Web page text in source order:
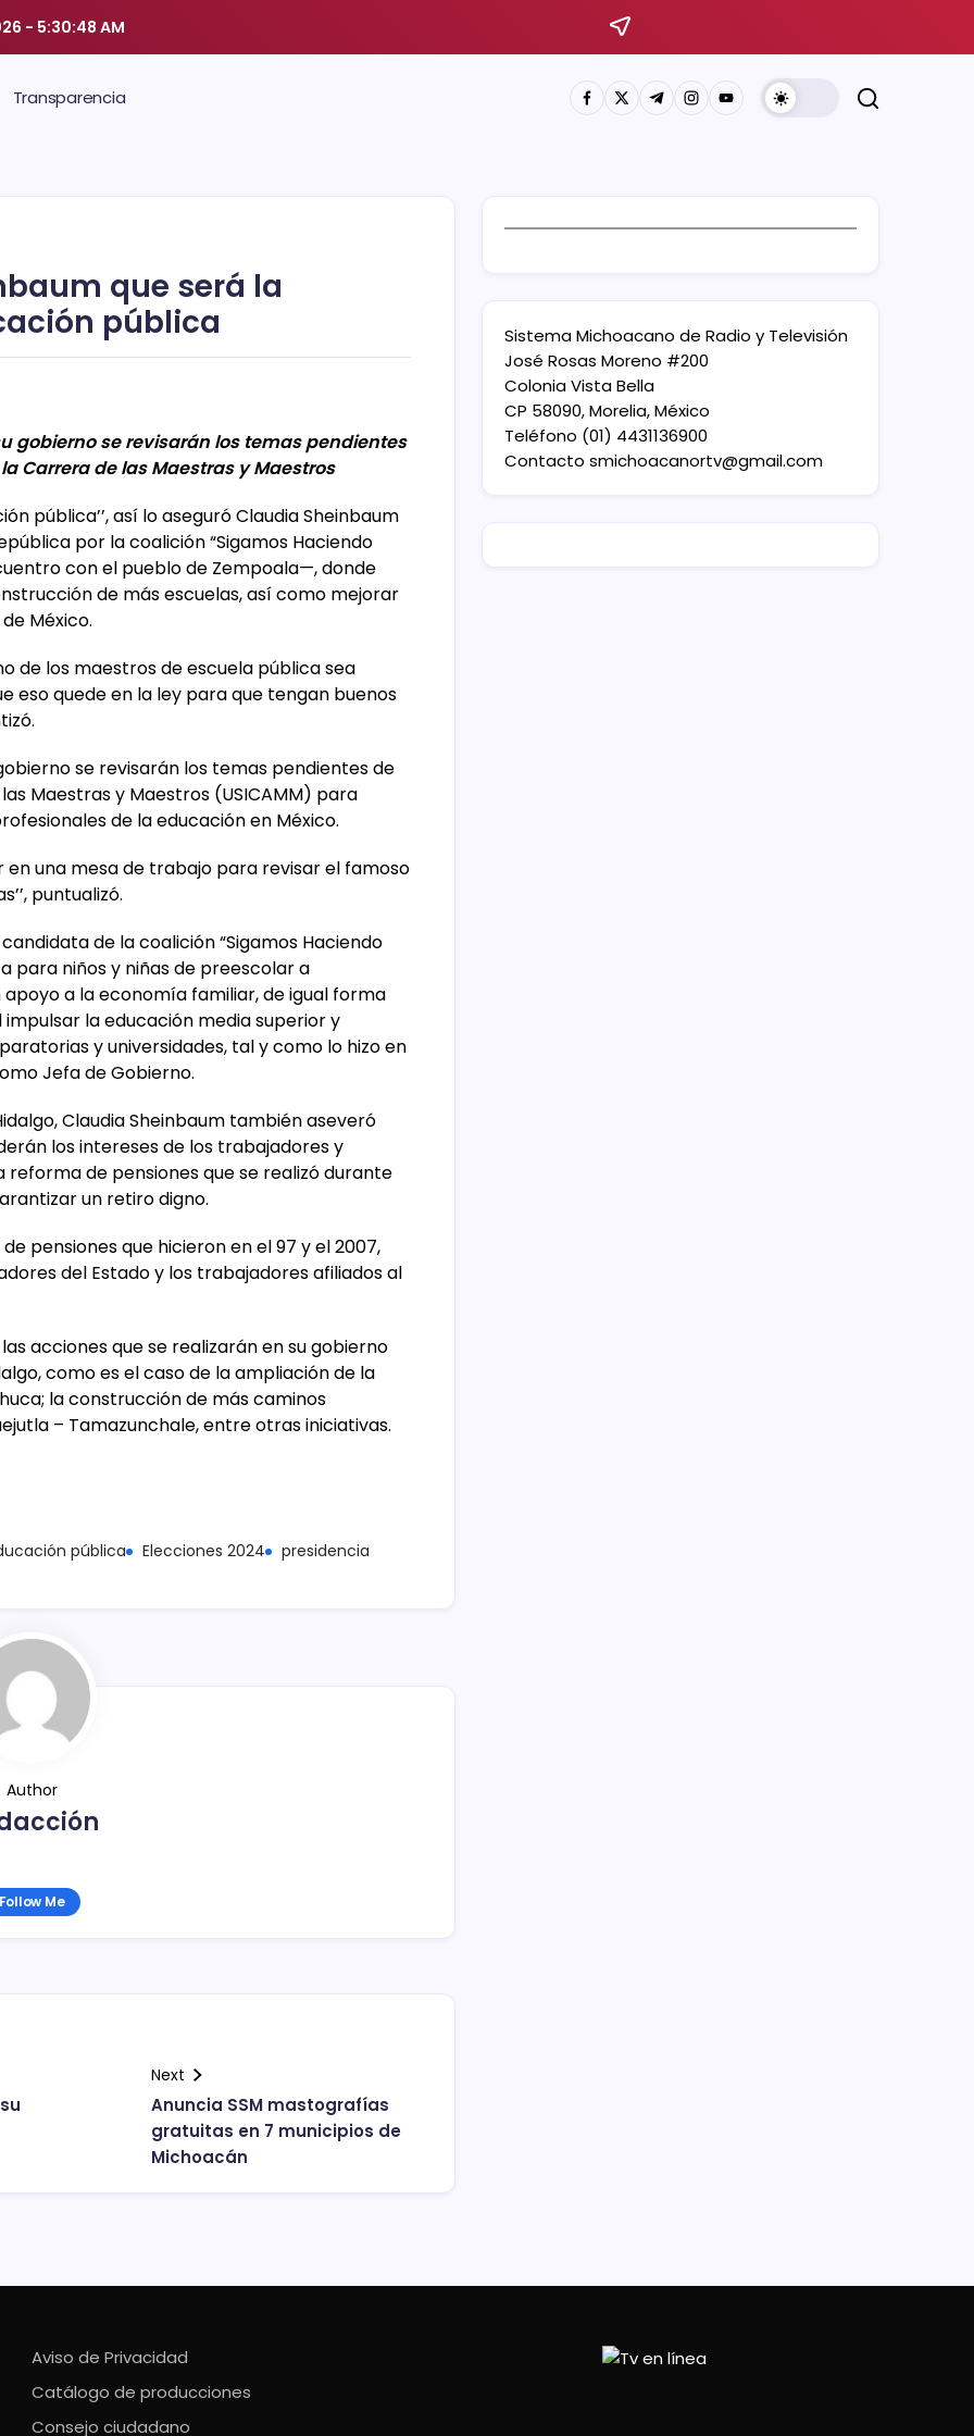
- 5:30:49 AM
Transparencia
que será la
pública
gobierno se revisarán los temas pendientes
Carrera de las Maestras y Maestros
pública’’, así lo aseguró Claudia Sheinbaum
por la coalición “Sigamos Haciendo
con el pueblo de Zempoala—, donde
de más escuelas, así como mejorar
México.
de los maestros de escuela pública sea
eso quede en la ley para que tengan buenos
se revisarán los temas pendientes de
Maestras y Maestros (USICAMM) para
de la educación en México.
en una mesa de trabajo para revisar el famoso
puntualizó.
de la coalición “Sigamos Haciendo
para niños y niñas de preescolar a
a la economía familiar, de igual forma
la educación media superior y
y universidades, tal y como lo hizo en
Jefa de Gobierno.
Claudia Sheinbaum también aseveró
los intereses de los trabajadores y
de pensiones que se realizó durante
un retiro digno.
pensiones que hicieron en el 97 y el 2007,
del Estado y los trabajadores afiliados al
acciones que se realizarán en su gobierno
como es el caso de la ampliación de la
la construcción de más caminos
– Tamazunchale, entre otras iniciativas.
pública Elecciones 2024 presidencia
Author
Follow Me
Next
Anuncia SSM mastografías
gratuitas en 7 municipios de
Michoacán
Sistema Michoacano de Radio y Televisión
José Rosas Moreno #200
Colonia Vista Bella
CP 58090, Morelia, México
Teléfono (01) 4431136900
Contacto smichoacanortv@gmail.com
Aviso de Privacidad
Catálogo de producciones
Consejo ciudadano